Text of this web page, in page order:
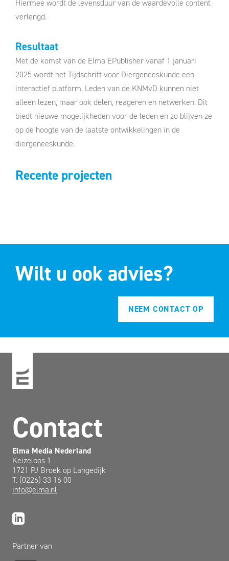
Hiermee wordt de levensduur van de waardevolle content
verlengd.
Resultaat
Met de komst van de Elma EPublisher vanaf 1 januari
2025 wordt het Tijdschrift voor Diergeneeskunde een
interactief platform. Leden van de KNMvD kunnen niet
alleen lezen, maar ook delen, reageren en netwerken. Dit
biedt nieuwe mogelijkheden voor de leden en zo blijven ze
op de hoogte van de laatste ontwikkelingen in de
diergeneeskunde.
Recente projecten
Wilt u ook advies?
NEEM CONTACT OP
Contact
Elma Media Nederland
Keizelbos 1
1721 PJ Broek op Langedijk
T. (0226) 33 16 00
info@elma.nl
Partner van